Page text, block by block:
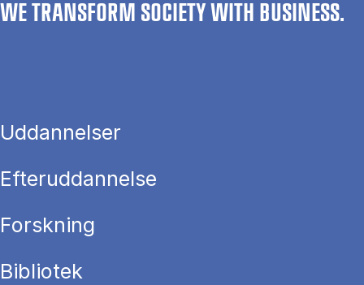
WE TRANSFORM SOCIETY WITH BUSINESS.
Uddannelser
Efteruddannelse
Forskning
Bibliotek